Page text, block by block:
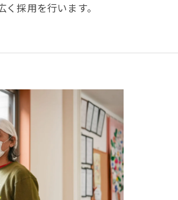
採用を行います。